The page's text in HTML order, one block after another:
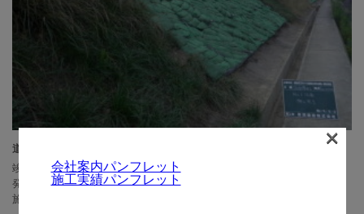
道路改修工事のうち法面復旧工事（26南西-新滝山街道）
竣工日：2015年08月
発注者：東京都
施工場所：八王子市加住町地内
会社案内パンフレット
施工実績パンフレット
×